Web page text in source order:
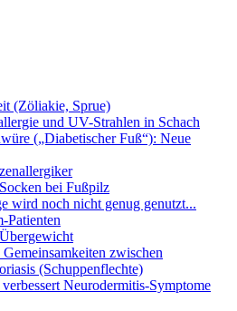
(Zöliakie, Sprue)
und UV-Strahlen in Schach
(„Diabetischer Fuß“): Neue
bei Fußpilz
wird noch nicht genug genutzt...
Patienten
zwischen
(Schuppenflechte)
Neurodermitis-Symptome